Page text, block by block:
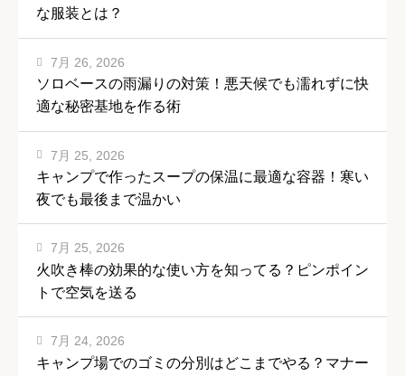
な服装とは？
ソロベースの雨漏りの対策！悪天候でも濡れずに快
適な秘密基地を作る術
7月 26, 2026
キャンプで作ったスープの保温に最適な容器！寒い
夜でも最後まで温かい
7月 25, 2026
火吹き棒の効果的な使い方を知ってる？ピンポイン
トで空気を送る
7月 25, 2026
キャンプ場でのゴミの分別はどこまでやる？マナー
7月 24, 2026